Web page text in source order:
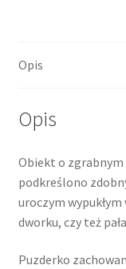
Opis
Opis
Obiekt o
podkreślono
uroczym
dworku, czy też
Puzderko